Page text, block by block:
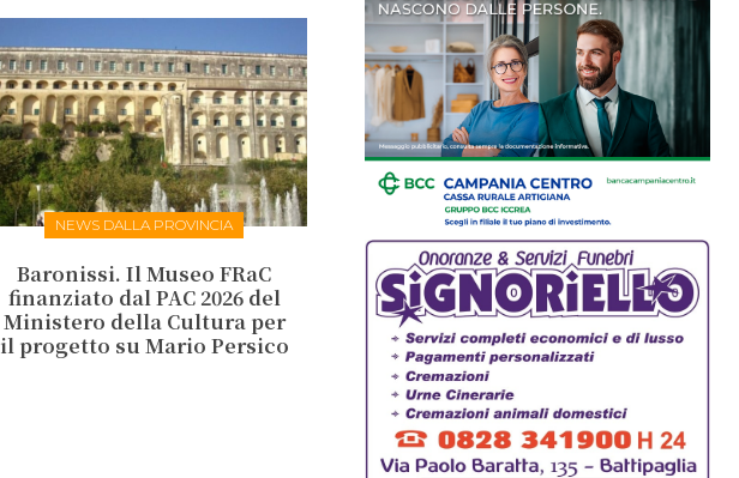
NEWS DALLA PROVINCIA
Baronissi. Il Museo FRaC
finanziato dal PAC 2026 del
Ministero della Cultura per
il progetto su Mario Persico